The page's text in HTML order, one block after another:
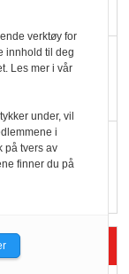
i
verktøy for
innhold til deg
Les mer i vår
under, vil
i
på tvers av
finner du på